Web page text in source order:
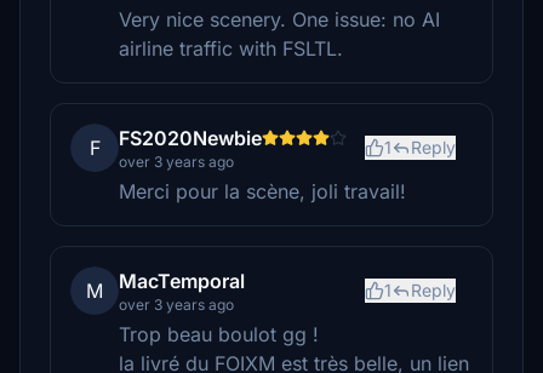
Very nice scenery. One issue: no AI
airline traffic with FSLTL.
F FS2020Newbie
over 3 years ago
1 Reply
Merci pour la scène, joli travail!
M MacTemporal
over 3 years ago
1 Reply
Trop beau boulot gg !
la livré du FOIXM est très belle, un lien